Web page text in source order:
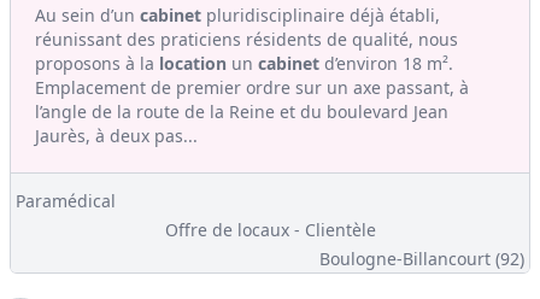
Au sein d’un cabinet pluridisciplinaire déjà établi,
réunissant des praticiens résidents de qualité, nous
proposons à la location un cabinet d’environ 18 m².
Emplacement de premier ordre sur un axe passant, à
l’angle de la route de la Reine et du boulevard Jean
Jaurès, à deux pas...
Paramédical
Offre de locaux - Clientèle
Boulogne-Billancourt (92)